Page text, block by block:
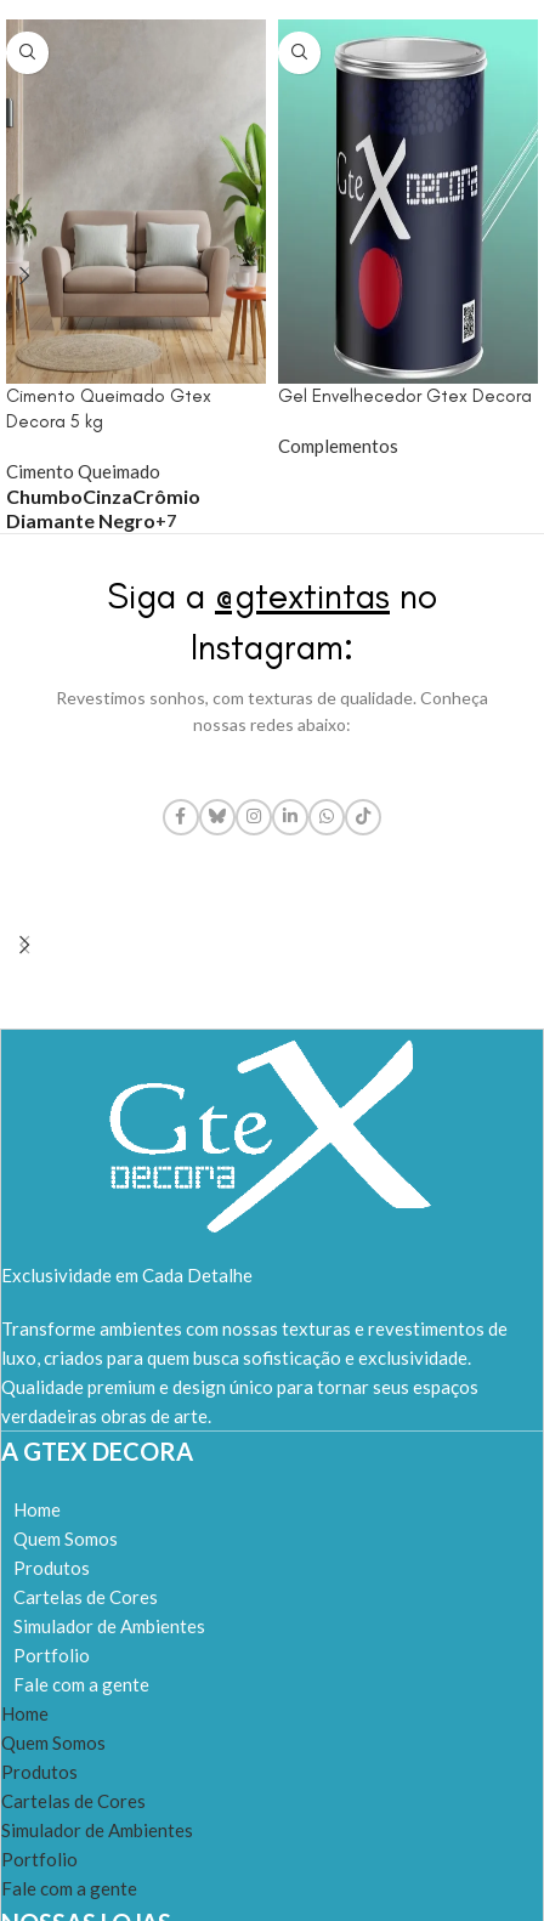
Cimento Queimado Gtex
Decora 5 kg
Cimento Queimado
ChumboCinzaCrômio
Diamante Negro+7
Gel Envelhecedor Gtex Decora
Complementos
Siga a @gtextintas no
Instagram:
Revestimos sonhos, com texturas de qualidade. Conheça
nossas redes abaixo:
Exclusividade em Cada Detalhe
Transforme ambientes com nossas texturas e revestimentos de
luxo, criados para quem busca sofisticação e exclusividade.
Qualidade premium e design único para tornar seus espaços
verdadeiras obras de arte.
A GTEX DECORA
Home
Quem Somos
Produtos
Cartelas de Cores
Simulador de Ambientes
Portfolio
Fale com a gente
Home
Quem Somos
Produtos
Cartelas de Cores
Simulador de Ambientes
Portfolio
Fale com a gente